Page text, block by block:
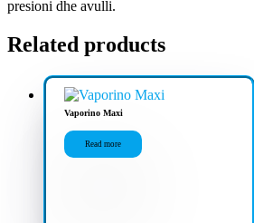
presioni dhe avulli.
Related products
Vaporino Maxi
Read more